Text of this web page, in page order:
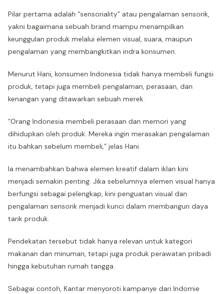
Pilar pertama adalah “sensoriality” atau pengalaman sensorik,
yakni bagaimana sebuah brand mampu menampilkan
keunggulan produk melalui elemen visual, suara, maupun
pengalaman yang membangkitkan indra konsumen.
Menurut Hani, konsumen Indonesia tidak hanya membeli fungsi
produk, tetapi juga membeli pengalaman, perasaan, dan
kenangan yang ditawarkan sebuah merek.
“Orang Indonesia membeli perasaan dan memori yang
dihidupkan oleh produk. Mereka ingin merasakan pengalaman
itu bahkan sebelum membeli,” jelas Hani.
Ia menambahkan bahwa elemen kreatif dalam iklan kini
menjadi semakin penting. Jika sebelumnya elemen visual hanya
berfungsi sebagai pelengkap, kini penguatan visual dan
pengalaman sensorik menjadi kunci dalam membangun daya
tarik produk.
Pendekatan tersebut tidak hanya relevan untuk kategori
makanan dan minuman, tetapi juga produk perawatan pribadi
hingga kebutuhan rumah tangga.
Sebagai contoh, Kantar menyoroti kampanye dari Indomie